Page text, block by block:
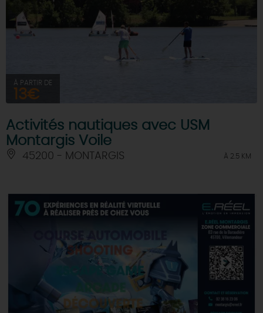
À PARTIR DE
13€
Activités nautiques avec USM
Montargis Voile
45200 - MONTARGIS À 2.5 KM